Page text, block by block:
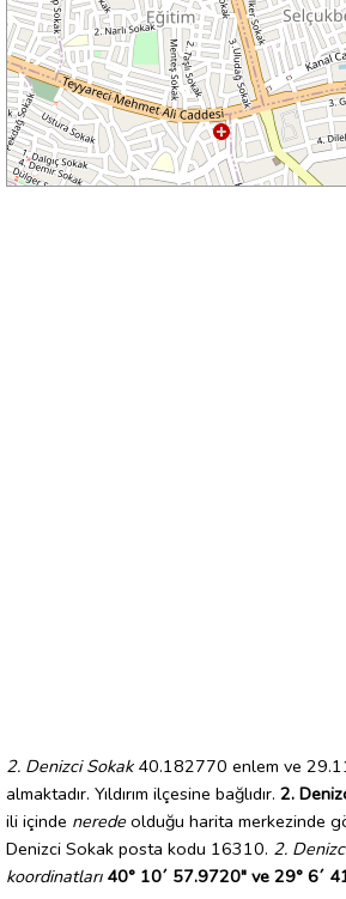
2. Denizci Sokak40.182770 enlem ve
almaktadır. Yıldırım ilçesine bağlıdır. 2.
ili içinde nerede olduğu harita merkezinde
Denizci Sokak posta kodu 16310. 2.
koordinatları 40° 10´ 57.9720" ve 29° 6´